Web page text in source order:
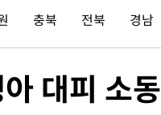
충북 전북 경남
대피 소동